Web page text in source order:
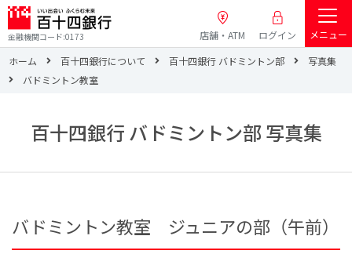
金融機関コード:0173 店舗・ATM ログイン
メニュー
ホーム
百十四銀行について 百十四銀行 バドミントン部
写真集
バドミントン教室
百十四銀行 バドミントン部 写真集
バドミントン教室 ジュニアの部（午前）